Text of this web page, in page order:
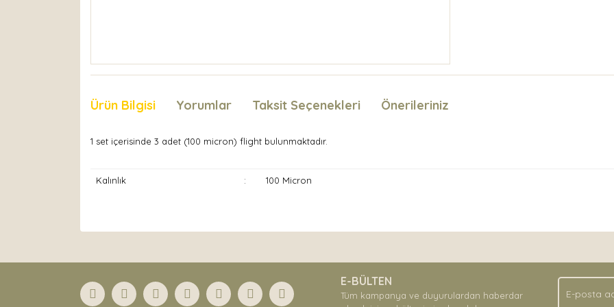
Ürün Bilgisi Yorumlar Taksit Seçenekleri Önerileriniz
1 set içerisinde 3 adet (100 micron) flight bulunmaktadır.
Kalınlık : 100 Micron
Ürün açıklamasında eksik bilgiler bulunuyor.
E-BÜLTEN
Tüm kampanya ve duyurulardan haberdar